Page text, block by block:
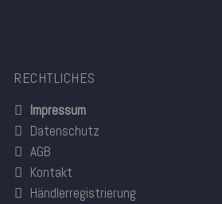
RECHTLICHES
Impressum
Datenschutz
AGB
Kontakt
Händlerregistrierung